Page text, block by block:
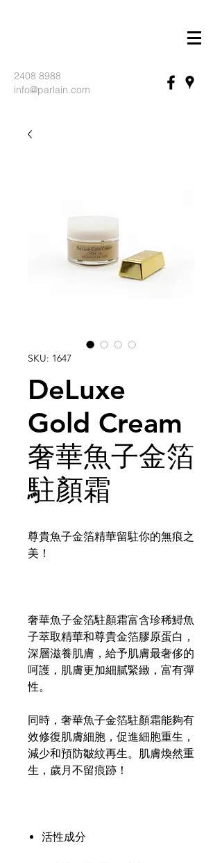
2408 8988
info@parlain.com
SKU: 1647
DeLuxe
Gold Cream
奢華魚子金箔
駐顏霜
尊貴魚子金箔精華留駐你的無痕之
美！
奢華魚子金箔駐顏霜富含珍稀鱘魚
子萃取精華和尊貴金箔膠原蛋白，
深層滋養肌膚，給予肌膚最奢侈的
呵護，肌膚更加細膩緊緻，富有彈
性。
同時，奢華魚子金箔駐顏霜能夠有
效修復肌膚細胞，促進細胞重生，
減少和預防皺紋再生。肌膚煥然重
生，歲月不留痕跡！
活性成分